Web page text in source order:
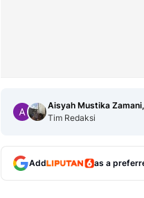
Aisyah Mustika
Tim Redaksi
Add as a